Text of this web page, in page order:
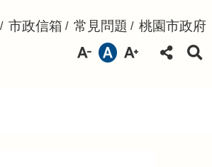
市政信箱 常見問題 桃園市政府